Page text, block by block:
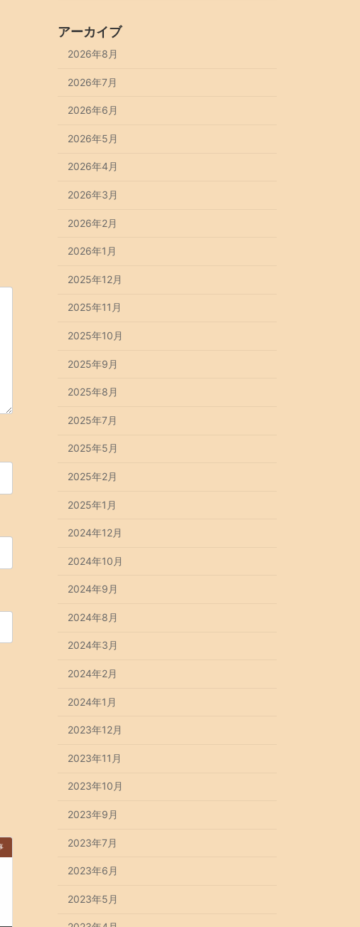
アーカイブ
2026年8月
2026年7月
2026年6月
2026年5月
2026年4月
2026年3月
2026年2月
2026年1月
2025年12月
2025年11月
2025年10月
2025年9月
2025年8月
2025年7月
2025年5月
2025年2月
2025年1月
2024年12月
2024年10月
2024年9月
2024年8月
2024年3月
2024年2月
2024年1月
2023年12月
2023年11月
2023年10月
2023年9月
2023年7月
2023年6月
2023年5月